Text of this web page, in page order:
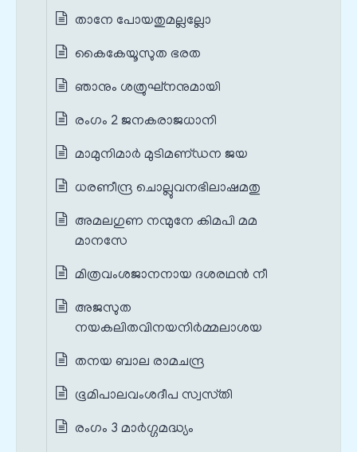
താനേ പോയതുമല്ലല്ലോ
കൈകേയൂസുത ഭരത
ഞാനും ശത്രുഘ്‌നനുമായി
രംഗം 2 ജനകരാജധാനി
മാമുനിമാര്‍ മുടിമണ്‌ഡന ജയ
ധരണീന്ദ്ര ചൊല്ലുവനഭിലാഷമതു
അമലഗുണ നന്മുനേ കിമപി മമ
മാനസേ
മിത്രവംശജാനനായ ദശരഥന്‍ നീ
അജസുത
നയകലിതവിനയനിര്‍മ്മലാശയ
തനയ ബാല രാമചന്ദ്ര
ഭൂമിപാലവംശദീപ സ്വസ്‌തി
രംഗം 3 മാർഗ്ഗമദ്ധ്യം